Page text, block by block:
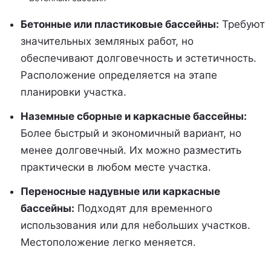
Бетонные или пластиковые бассейны: Требуют
значительных земляных работ, но
обеспечивают долговечность и эстетичность.
Расположение определяется на этапе
планировки участка.
Наземные сборные и каркасные бассейны:
Более быстрый и экономичный вариант, но
менее долговечный. Их можно разместить
практически в любом месте участка.
Переносные надувные или каркасные
бассейны: Подходят для временного
использования или для небольших участков.
Местоположение легко меняется.